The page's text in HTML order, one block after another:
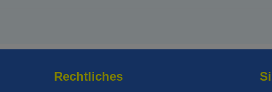
Rechtliches